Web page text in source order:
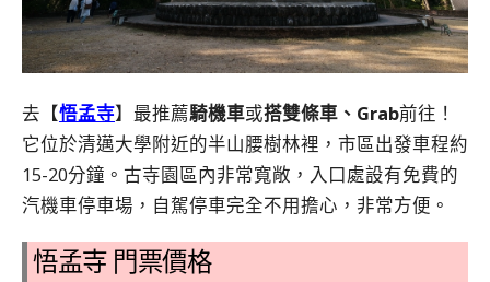
去【悟孟寺】最推薦騎機車或搭雙條車、Grab前往！
它位於清邁大學附近的半山腰樹林裡，市區出發車程約
15-20分鐘。古寺園區內非常寬敞，入口處設有免費的
汽機車停車場，自駕停車完全不用擔心，非常方便。
悟孟寺 門票價格